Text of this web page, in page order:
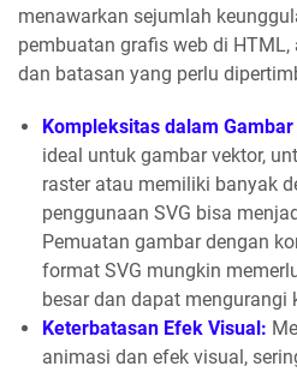
menawarkan sejumlah
pembuatan grafis web di
dan batasan yang perlu
Kompleksitas dalam Gambar
ideal untuk gambar vektor,
raster atau memiliki banyak
penggunaan SVG bisa
Pemuatan gambar dengan
format SVG mungkin
besar dan dapat mengurangi
Keterbatasan Efek Visual:
animasi dan efek visual,